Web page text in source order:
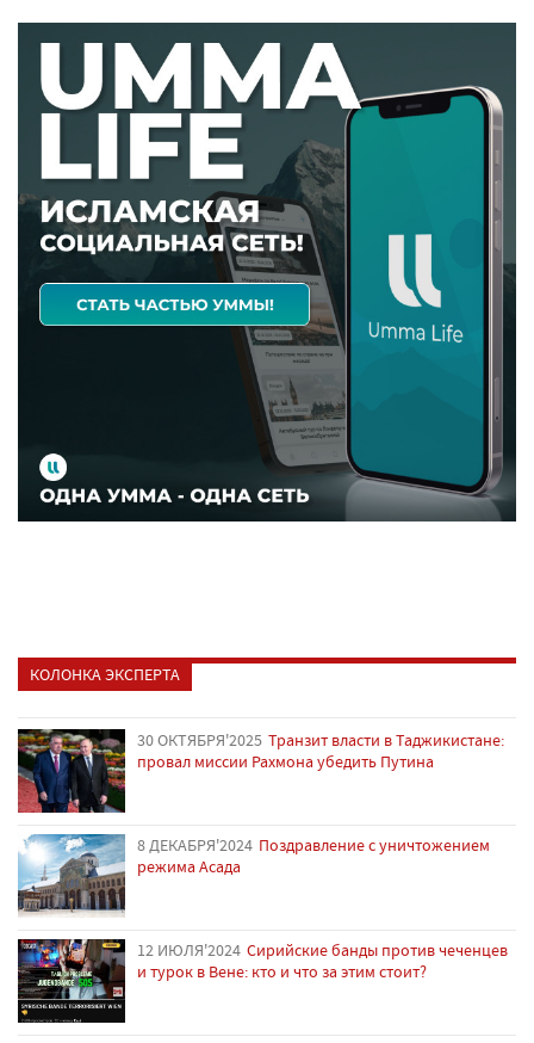
КОЛОНКА ЭКСПЕРТА
30 ОКТЯБРЯ'2025 Транзит власти в Таджикистане:
провал миссии Рахмона убедить Путина
8 ДЕКАБРЯ'2024 Поздравление с уничтожением
режима Асада
12 ИЮЛЯ'2024 Сирийские банды против чеченцев
и турок в Вене: кто и что за этим стоит?